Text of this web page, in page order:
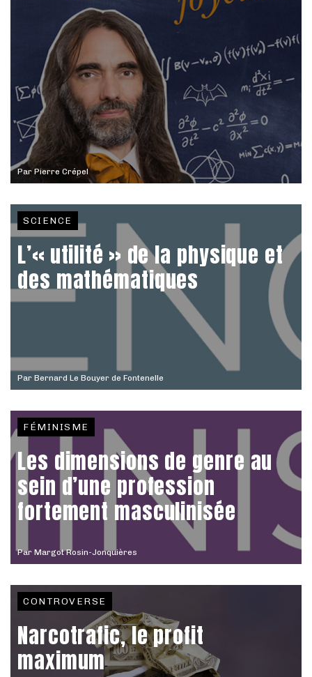
ParPierre Crépel
Par Bernard Le Bouyer de Fontenelle
SCIENCE
L’« utilité » de la physique et
des mathématiques
Par Margot Rosin-Jonquières
FÉMINISME
Les dimensions de genre au
sein d’une profession
fortement masculinisée
CONTROVERSE
Narcotrafic, le profit
maximum